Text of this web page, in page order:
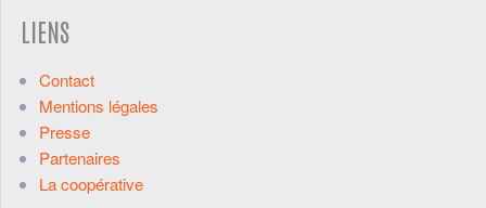
LIENS
Contact
Mentions légales
Presse
Partenaires
La coopérative